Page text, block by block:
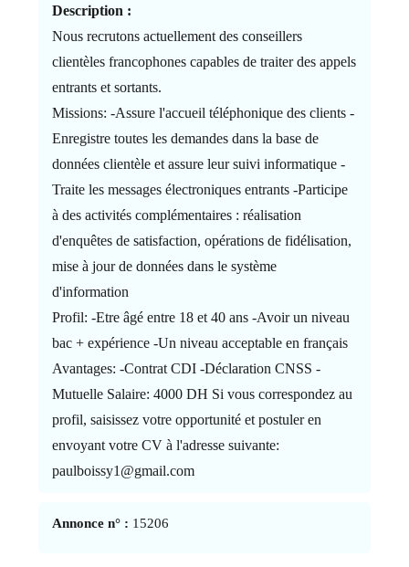
Description :
Nous recrutons actuellement des conseillers
clientèles francophones capables de traiter des appels
entrants et sortants.
Missions: -Assure l'accueil téléphonique des clients -
Enregistre toutes les demandes dans la base de
données clientèle et assure leur suivi informatique -
Traite les messages électroniques entrants -Participe
à des activités complémentaires : réalisation
d'enquêtes de satisfaction, opérations de fidélisation,
mise à jour de données dans le système
d'information
Profil: -Etre âgé entre 18 et 40 ans -Avoir un niveau
bac + expérience -Un niveau acceptable en français
Avantages: -Contrat CDI -Déclaration CNSS -
Mutuelle Salaire: 4000 DH Si vous correspondez au
profil, saisissez votre opportunité et postuler en
envoyant votre CV à l'adresse suivante:
paulboissy1@gmail.com
Annonce n° : 15206